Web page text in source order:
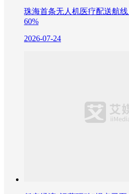
珠海首条无人机医疗配送航
60%
2026-07-24